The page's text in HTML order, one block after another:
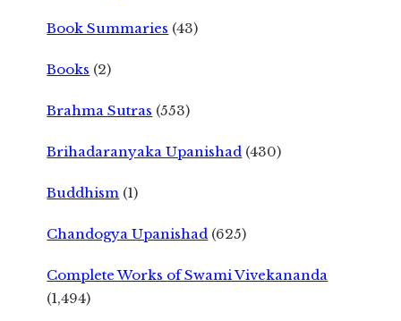
Book Summaries (43)
Books (2)
Brahma Sutras (553)
Brihadaranyaka Upanishad (430)
Buddhism (1)
Chandogya Upanishad (625)
Complete Works of Swami Vivekananda
(1,494)